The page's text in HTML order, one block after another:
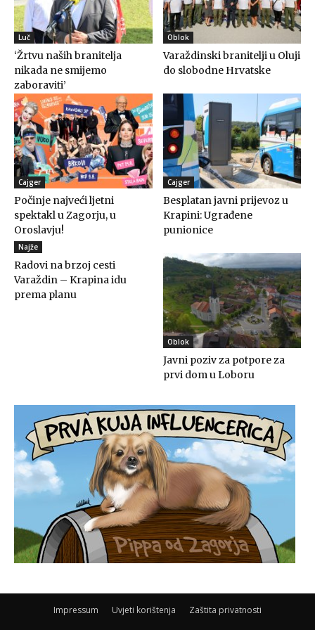
Luč
‘Žrtvu naših branitelja
nikada ne smijemo
zaboraviti’
Oblok
Varaždinski branitelji u Oluji
do slobodne Hrvatske
Cajger
Počinje najveći ljetni
spektakl u Zagorju, u
Oroslavju!
Cajger
Besplatan javni prijevoz u
Krapini: Ugrađene
punionice
Najže
Radovi na brzoj cesti
Varaždin – Krapina idu
prema planu
Oblok
Javni poziv za potpore za
prvi dom u Loboru
Impressum Uvjeti korištenja Zaštita privatnosti